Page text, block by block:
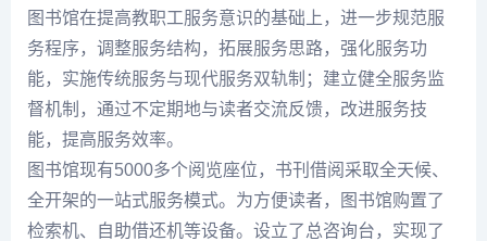
图书馆在提高教职工服务意识的基础上，进一步规范服
务程序，调整服务结构，拓展服务思路，强化服务功
能，实施传统服务与现代服务双轨制；建立健全服务监
督机制，通过不定期地与读者交流反馈，改进服务技
能，提高服务效率。
图书馆现有5000多个阅览座位，书刊借阅采取全天候、
全开架的一站式服务模式。为方便读者，图书馆购置了
检索机、自助借还机等设备。设立了总咨询台，实现了